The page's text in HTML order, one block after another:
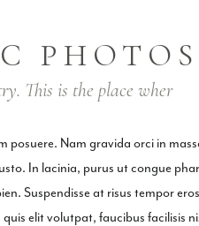
PHOTOS
This is the place wher
Nam gravida orci in
In lacinia, purus ut congue
Suspendisse at risus tempor
elit volutpat, faucibus facilisis